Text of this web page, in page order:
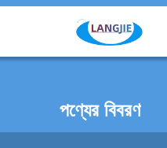
পণ্যের বিবরণ